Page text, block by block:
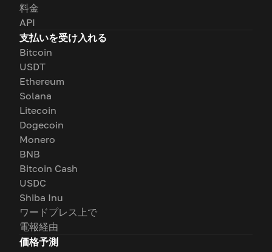
料金
API
支払いを受け入れる
Bitcoin
USDT
Ethereum
Solana
Litecoin
Dogecoin
Monero
BNB
Bitcoin Cash
USDC
Shiba Inu
ワードプレス上で
電報経由
価格予測